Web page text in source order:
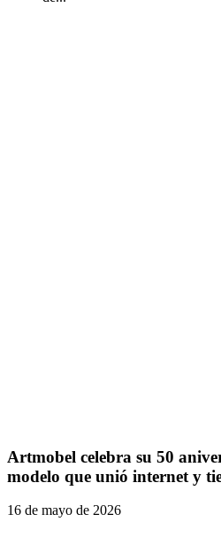
Artmobel celebra su 50
modelo que unió internet y
16 de mayo de 2026